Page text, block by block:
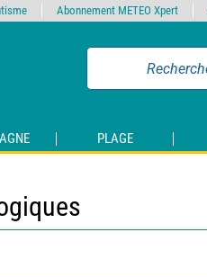
PLAGE
Abonnement METEO Xpert